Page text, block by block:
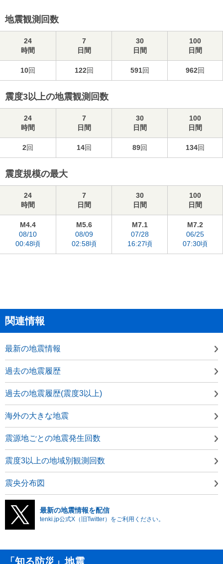
地震観測回数
24
時間
7
日間
30
日間
100
日間
10回 122回 591回 962回
震度3以上の地震観測回数
24
時間
7
日間
30
日間
100
日間
2回 14回 89回 134回
震度規模の最大
24
時間
7
日間
30
日間
100
日間
M4.4
08/10
00:48頃
M5.6
08/09
02:58頃
M7.1
07/28
16:27頃
M7.2
06/25
07:30頃
関連情報
最新の地震情報
過去の地震履歴
過去の地震履歴(震度3以上)
海外の大きな地震
震源地ごとの地震発生回数
震度3以上の地域別観測回数
震央分布図
最新の地震情報を配信
tenki.jp公式X（旧Twitter）をご利用ください。
「知る防災」地震